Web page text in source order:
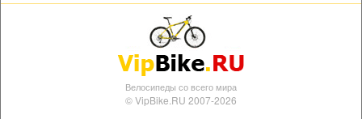
Велосипеды со всего мира
© VipBike.RU 2007-2026